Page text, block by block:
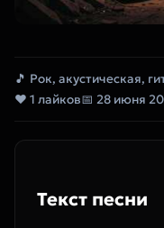
🎵 Рок, акустическая,
❤ 1 лайков📅 28 июня
Текст песни